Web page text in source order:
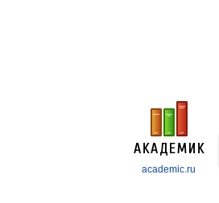
academic.ru